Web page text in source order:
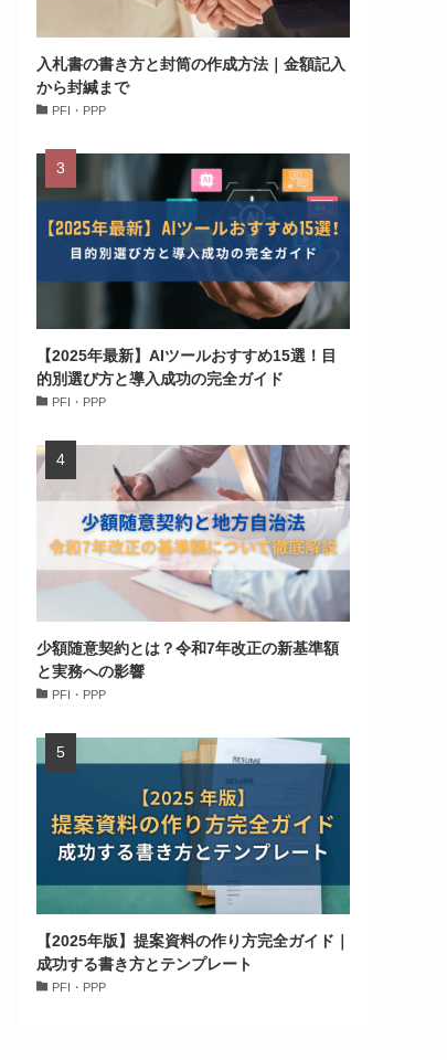
入札書の書き方と封筒の作成方法｜金額記入
から封緘まで
PFI・PPP
【2025年最新】AIツールおすすめ15選！目
的別選び方と導入成功の完全ガイド
PFI・PPP
少額随意契約とは？令和7年改正の新基準額
と実務への影響
PFI・PPP
【2025年版】提案資料の作り方完全ガイド｜
成功する書き方とテンプレート
PFI・PPP